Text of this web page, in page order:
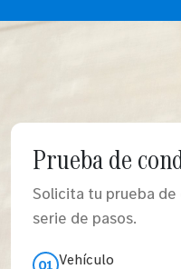
Prueba de
Solicita tu prueba de
serie de pasos.
01 Vehículo